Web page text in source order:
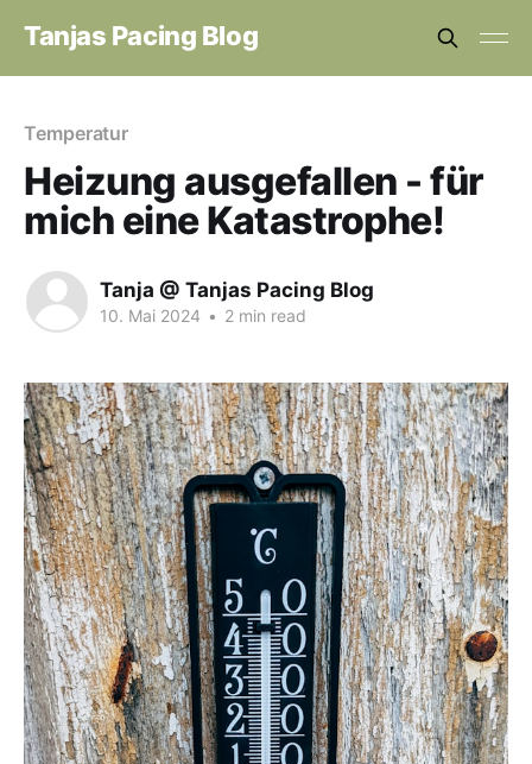
Tanjas Pacing Blog
Temperatur
Heizung ausgefallen - für
mich eine Katastrophe!
Tanja @ Tanjas Pacing Blog
10. Mai 2024 • 2 min read